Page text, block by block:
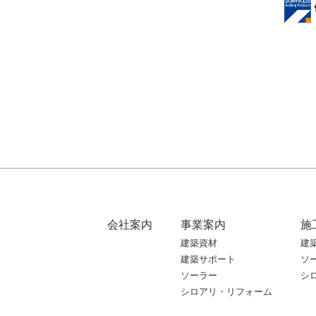
会社案内 事業案内
建築資材
建築サポート
ソーラー
シロアリ・リフォーム
施
建
ソ
シ